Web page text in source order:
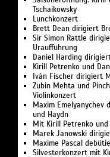
Saisoneröffnung: Kirill
Tschaikowsky
Lunchkonzert
Brett Dean dirigiert
Sir Simon Rattle
Uraufführung
Daniel Harding
Kirill Petrenko und
Iván Fischer dirigiert
Zubin Mehta und
Violinkonzert
Maxim Emelyanychev
und Haydn
Mit Kirill Petrenko und
Marek Janowski
Maxime Pascal